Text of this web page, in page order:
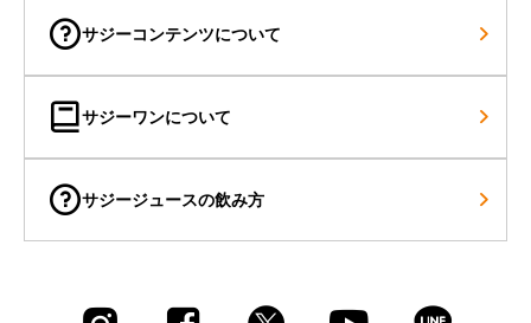
サジーコンテンツについて
サジーワンについて
サジージュースの飲み方